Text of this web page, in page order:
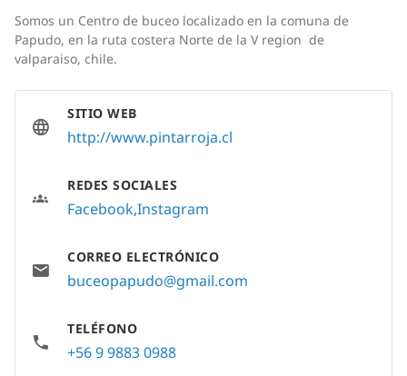
Somos un Centro de buceo localizado en la comuna de
Papudo, en la ruta costera Norte de la V region de
valparaiso, chile.
SITIO WEB
http://www.pintarroja.cl
REDES SOCIALES
FacebookInstagram
CORREO ELECTRÓNICO
buceopapudo@gmail.com
TELÉFONO
+56 9 9883 0988